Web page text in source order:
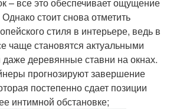
стоит снова отметить
стиля в интерьере, ведь в
чаще становятся актуальными
деревянные ставни на окнах.
прогнозируют завершение
постепенно сдает позиции
интимной обстановке;